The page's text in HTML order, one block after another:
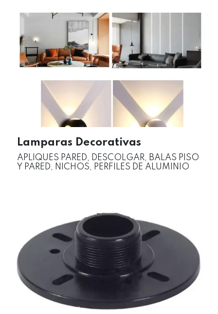
Lamparas Decorativas
APLIQUES PARED, DESCOLGAR, BALAS PISO
Y PARED, NICHOS, PERFILES DE ALUMINIO